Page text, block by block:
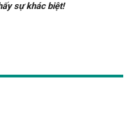
sự khác biệt!